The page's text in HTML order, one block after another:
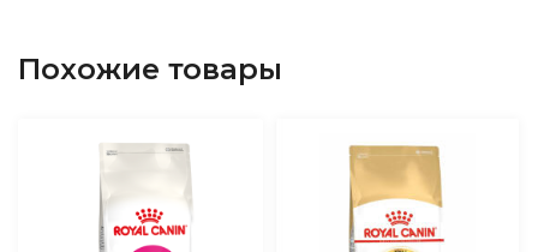
Похожие товары